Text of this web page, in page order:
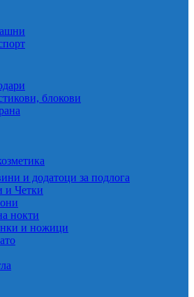
блокови
и додатоци за подлога
и Четки
нокти
и ножици